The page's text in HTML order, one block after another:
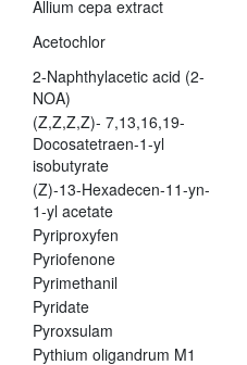
Allium cepa extract
Acetochlor
2-Naphthylacetic acid (2-
NOA)
(Z,Z,Z,Z)- 7,13,16,19-
Docosatetraen-1-yl
isobutyrate
(Z)-13-Hexadecen-11-yn-
1-yl acetate
Pyriproxyfen
Pyriofenone
Pyrimethanil
Pyridate
Pyroxsulam
Pythium oligandrum M1